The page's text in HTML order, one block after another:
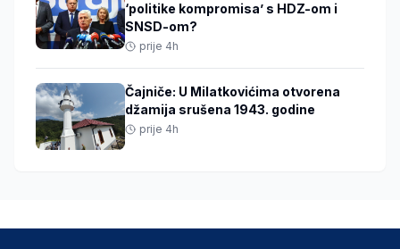
‘politike kompromisa’ s HDZ-om i
SNSD-om?
prije 4h
Čajniče: U Milatkovićima otvorena
džamija srušena 1943. godine
prije 4h